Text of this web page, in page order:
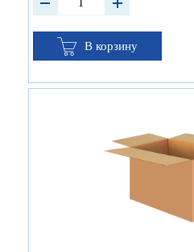
В корзину